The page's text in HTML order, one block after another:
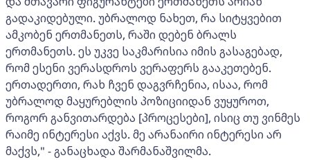
გადაკიდებული. უბრალოდ ნახეთ, რა სიტყვებით
ამკობენ ერთმანეთს, რაში დებენ ბრალს
ერთმანეთს. ეს უკვე საკმარისია იმის გასაგებად,
რომ ესენი ვერასდროს ვერაფერს გააკეთებენ.
ერთადერთი, რახ ჩვენ დაგვრჩენია, ისაა, რომ
უბრალოდ მაყურებლის პოზიციიდან ვუყუროთ,
როგორ განვითარდება [პროცესები], ისიც თუ ვინმეს
რაიმე ინტერესი აქვს. მე არანაირი ინტერესი არ
მაქვს," - განაცხადა შარმანაშვილმა.